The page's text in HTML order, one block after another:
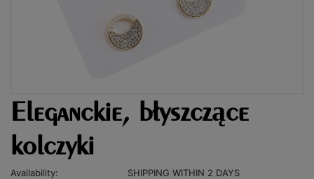
Eleganckie, błyszczące
kolczyki
Availability:
SHIPPING WITHIN 2 DAYS